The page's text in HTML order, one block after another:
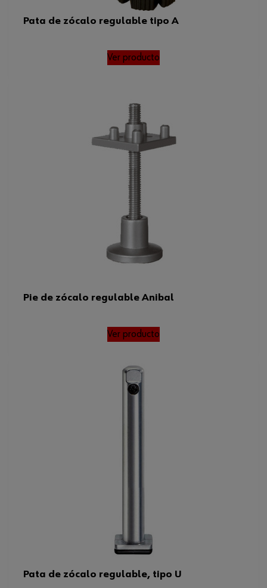
Pata de zócalo regulable tipo A
Ver producto
Pie de zócalo regulable Anibal
Ver producto
Pata de zócalo regulable, tipo U